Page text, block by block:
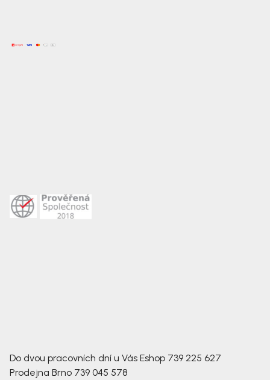
Do dvou pracovních dní u Vás Eshop 739 225 627
Prodejna Brno 739 045 578